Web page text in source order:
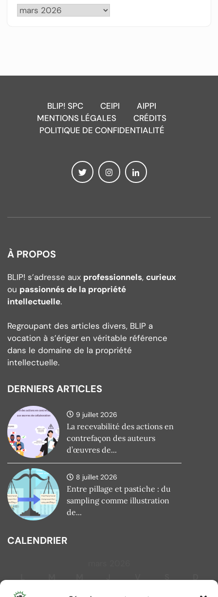
BLIP! SPC CEIPI
AIPPI
MENTIONS LÉGALES
CRÉDITS
POLITIQUE DE CONFIDENTIALITÉ
À PROPOS
BLIP! s’adresse aux professionnels, curieux
ou passionnés de la propriété
intellectuelle.
Regroupant des articles divers, BLIP a
vocation à s’ériger en véritable référence
dans le domaine de la propriété
intellectuelle.
DERNIERS ARTICLES
9 juillet 2026
La recevabilité des actions en
contrefaçon des auteurs
d’œuvres de...
8 juillet 2026
Entre pillage et pastiche : du
sampling comme illustration
de...
CALENDRIER